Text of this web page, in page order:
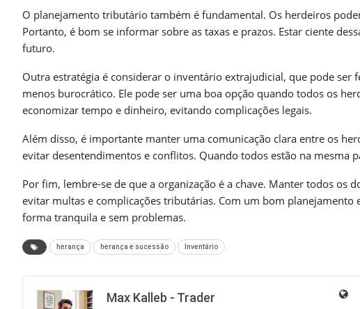
O planejamento tributário também é fundamental. Os herdeiros
Portanto, é bom se informar sobre as taxas e prazos. Estar ciente
futuro.
Outra estratégia é considerar o inventário extrajudicial, que pode
menos burocrático. Ele pode ser uma boa opção quando todos os
economizar tempo e dinheiro, evitando complicações legais.
Além disso, é importante manter uma comunicação clara entre os
evitar desentendimentos e conflitos. Quando todos estão na mesma
Por fim, lembre-se de que a organização é a chave. Manter todos os
evitar multas e complicações tributárias. Com um bom
forma tranquila e sem problemas.
herança herança e sucessão Inventário
Max Kalleb - Trader